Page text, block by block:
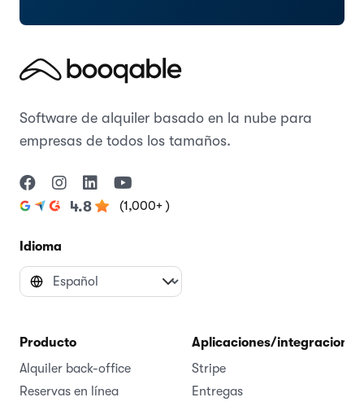
Software de alquiler basado en la nube para
empresas de todos los tamaños.
4.8 (1,000+ )
Idioma
Producto
Alquiler back-office
Reservas en línea
Aplicaciones/integraciones
Stripe
Entregas